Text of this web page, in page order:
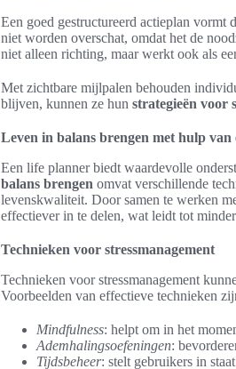
Een goed gestructureerd actieplan vormt
niet worden overschat, omdat het de
niet alleen richting, maar werkt ook als
Met zichtbare mijlpalen behouden
blijven, kunnen ze hun strategieën voor
Leven in balans brengen met hulp van
Een life planner biedt waardevolle
balans brengen omvat verschillende
levenskwaliteit. Door samen te werken
effectiever in te delen, wat leidt tot
Technieken voor stressmanagement
Technieken voor stressmanagement
Voorbeelden van effectieve technieken
Mindfulness: helpt om in het
Ademhalingsoefeningen:
Tijdsbeheer: stelt gebruikers in